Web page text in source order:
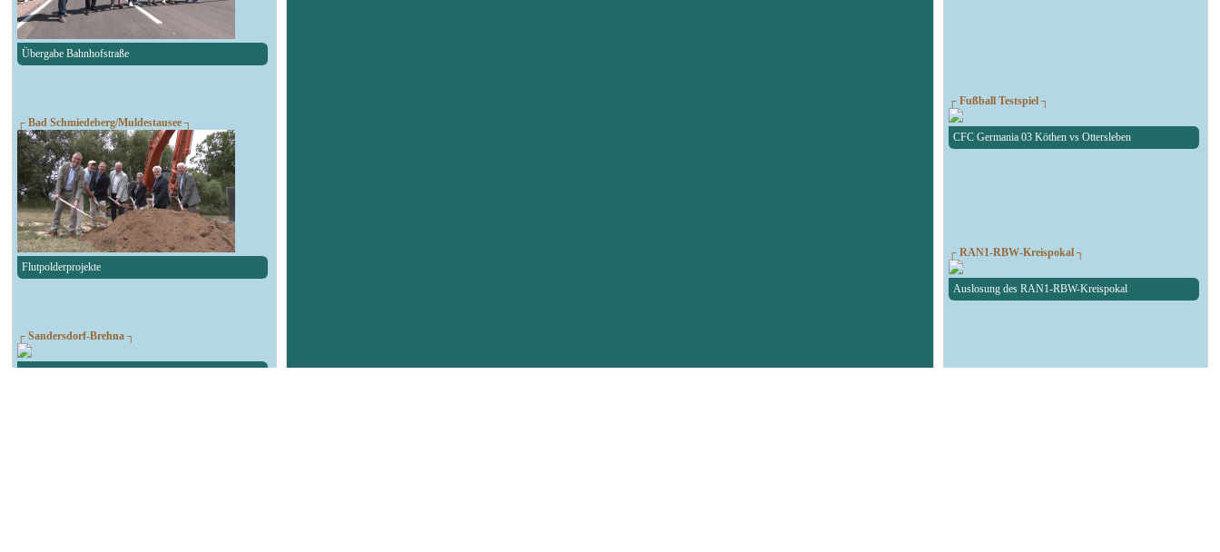
Übergabe Bahnhofstraße
┌ Bad Schmiedeberg/Muldestausee ┐
Flutpolderprojekte
┌ Sandersdorf-Brehna ┐
┌ Fußball Testspiel ┐
CFC Germania 03 Köthen vs Ottersleben
┌ RAN1-RBW-Kreispokal ┐
Auslosung des RAN1-RBW-Kreispokal